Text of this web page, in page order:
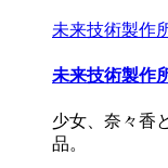
未来技術製作
未来技術製作
少女、奈々香
品。